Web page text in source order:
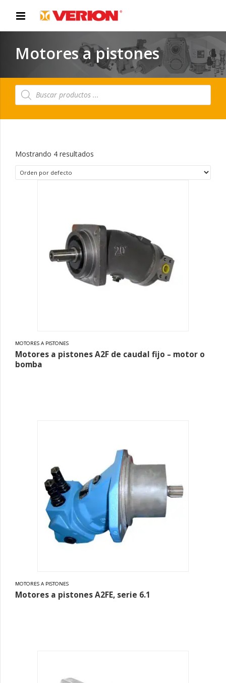
Motores a pistones
Búsqueda
de
Mostrando 4 resultados
MOTORES A PISTONES
Motores a pistones A2F de caudal fijo – motor o
bomba
MOTORES A PISTONES
Motores a pistones A2FE, serie 6.1